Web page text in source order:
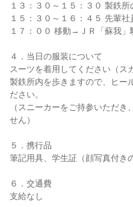
１３：３０～１５：３０ 製鉄所
１５：３０～１６：４５ 先輩社
１７：００ 移動→ＪＲ「蘇我」
４．当日の服装について
スーツを着用してください（ス
製鉄所内を歩きますので、ヒー
ださい。
（スニーカーをご持参いただ
せん）
５．携行品
筆記用具、学生証（顔写真付き
６．交通費
支給なし